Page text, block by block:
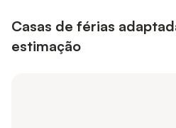
Casas de férias
estimação